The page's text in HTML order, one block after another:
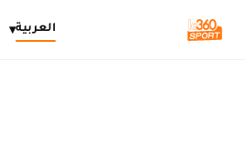
العربية▾